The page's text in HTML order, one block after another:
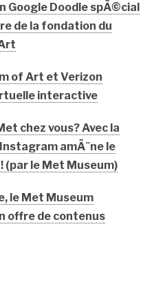
Google Doodle spÃ©cial
de la fondation du
of Art et Verizon
interactive
chez vous? Avec la
amÃ¨ne le
(par le Met Museum)
le Met Museum
offre de contenus